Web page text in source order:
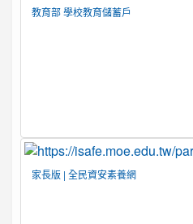
教育部 學校教育儲蓄戶
家長版 | 全民資安素養網